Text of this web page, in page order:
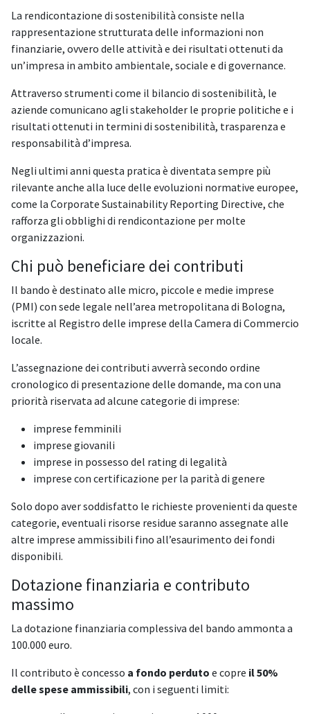
La rendicontazione di sostenibilità consiste nella
rappresentazione strutturata delle informazioni non
finanziarie, ovvero delle attività e dei risultati ottenuti da
un’impresa in ambito ambientale, sociale e di governance.
Attraverso strumenti come il bilancio di sostenibilità, le
aziende comunicano agli stakeholder le proprie politiche e i
risultati ottenuti in termini di sostenibilità, trasparenza e
responsabilità d’impresa.
Negli ultimi anni questa pratica è diventata sempre più
rilevante anche alla luce delle evoluzioni normative europee,
come la Corporate Sustainability Reporting Directive, che
rafforza gli obblighi di rendicontazione per molte
organizzazioni.
Chi può beneficiare dei contributi
Il bando è destinato alle micro, piccole e medie imprese
(PMI) con sede legale nell’area metropolitana di Bologna,
iscritte al Registro delle imprese della Camera di Commercio
locale.
L’assegnazione dei contributi avverrà secondo ordine
cronologico di presentazione delle domande, ma con una
priorità riservata ad alcune categorie di imprese:
imprese femminili
imprese giovanili
imprese in possesso del rating di legalità
imprese con certificazione per la parità di genere
Solo dopo aver soddisfatto le richieste provenienti da queste
categorie, eventuali risorse residue saranno assegnate alle
altre imprese ammissibili fino all’esaurimento dei fondi
disponibili.
Dotazione finanziaria e contributo
massimo
La dotazione finanziaria complessiva del bando ammonta a
100.000 euro.
Il contributo è concesso a fondo perduto e copre il 50%
delle spese ammissibili, con i seguenti limiti: